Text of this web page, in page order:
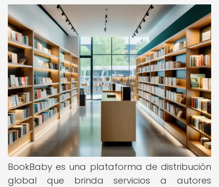
BookBaby es una plataforma de distribución
global que brinda servicios a autores